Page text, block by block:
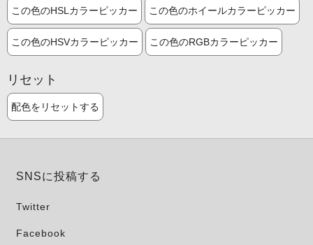
この色のHSLカラーピッカー この色のホイールカラーピッカー
この色のHSVカラーピッカー この色のRGBカラーピッカー
リセット
配色をリセットする
SNSに投稿する
Twitter
Facebook